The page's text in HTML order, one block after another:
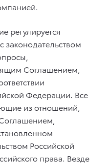
регулируется
законодательством
Соглашением,
Федерации. Все
из отношений,
Российской
права. Везде